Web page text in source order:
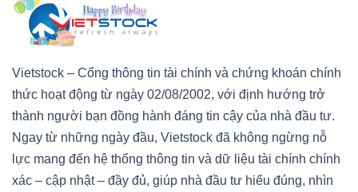
Vietstock – Cổng thông tin tài chính và chứng khoán chính
thức hoạt động từ ngày 02/08/2002, với định hướng trở
thành người bạn đồng hành đáng tin cậy của nhà đầu tư.
Ngay từ những ngày đầu, Vietstock đã không ngừng nỗ
lực mang đến hệ thống thông tin và dữ liệu tài chính chính
xác – cập nhật – đầy đủ, giúp nhà đầu tư hiểu đúng, nhìn